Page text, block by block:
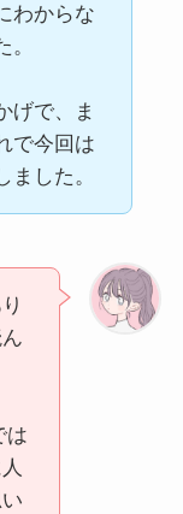
わからな
げで、ま
で今回は
した。
は